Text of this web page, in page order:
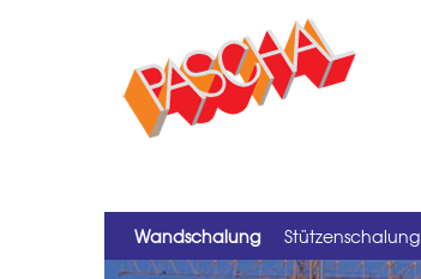
Wandschalung Stützenschalung